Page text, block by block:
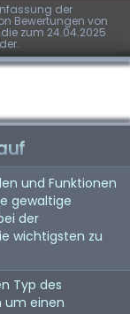
der
Bewertungen von
zum 24.04.2025
und Funktionen
gewaltige
der
wichtigsten zu
Typ des
um einen